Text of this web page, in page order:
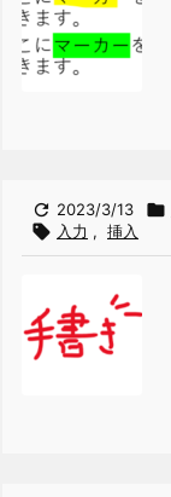
 2023/3/13 
 入力 , 挿入